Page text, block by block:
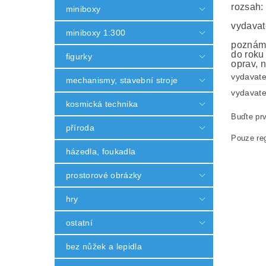
miniboxy
miniboxy 1:300
figurky
mechanismy, stavební stroje
kosmická technika
příroda
házedla, foukadla
prostorové obrázky
hry
ostatní
bez nůžek a lepidla
rozsah:
do
oprav,
Buďte
Pouze